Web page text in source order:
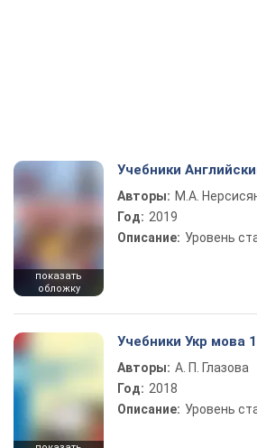
показать
обложку
Учебники
Авторы: М.А.
Год: 2019
Описание: Уровень
Учебники Укр мова
Авторы: А. П. Глазова
Год: 2018
Описание: Уровень